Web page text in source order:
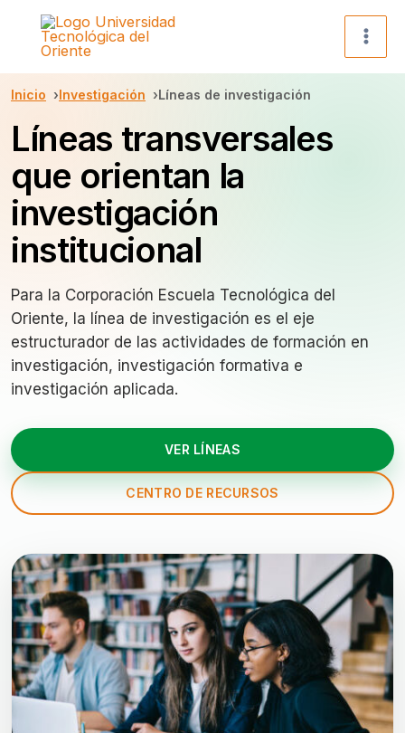
contenido
Inicio Investigación Líneas de investigación
Líneas transversales
que orientan la
investigación
institucional
Para la Corporación Escuela Tecnológica del
Oriente, la línea de investigación es el eje
estructurador de las actividades de formación en
investigación, investigación formativa e
investigación aplicada.
VER LÍNEAS
CENTRO DE RECURSOS